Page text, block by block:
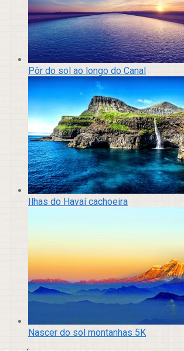
Pôr do sol ao longo do Canal
Ilhas do Havaí cachoeira
Nascer do sol montanhas 5K